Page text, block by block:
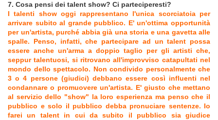
7. Cosa pensi dei talent show? Ci parteciperesti?
I talenti show oggi rappresentano l'unica scorciatoia per
arrivare subito al grande pubblico. E' un'ottima opportunità
per un'artista, purché abbia già una storia e una gavetta alle
spalle. Penso, infatti, che partecipare ad un talent possa
essere anche un'arma a doppio taglio per gli artisti che,
seppur talentuosi, si ritrovano all'improvviso catapultati nel
mondo dello spettacolo. Non condivido personalmente che
3 o 4 persone (giudici) debbano essere così influenti nel
condannare o promuovere un'artista. E' giusto che mettano
al servizio dello "show" la loro esperienza ma penso che il
pubblico e solo il pubblico debba pronuciare sentenze. Io
farei un talent in cui da subito il pubblico sia giudice